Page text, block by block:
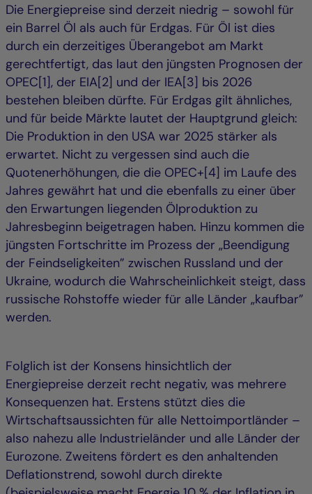
Die Energiepreise sind derzeit niedrig – sowohl für
ein Barrel Öl als auch für Erdgas. Für Öl ist dies
durch ein derzeitiges Überangebot am Markt
gerechtfertigt, das laut den jüngsten Prognosen der
OPEC[1], der EIA[2] und der IEA[3] bis 2026
bestehen bleiben dürfte. Für Erdgas gilt ähnliches,
und für beide Märkte lautet der Hauptgrund gleich:
Die Produktion in den USA war 2025 stärker als
erwartet. Nicht zu vergessen sind auch die
Quotenerhöhungen, die die OPEC+[4] im Laufe des
Jahres gewährt hat und die ebenfalls zu einer über
den Erwartungen liegenden Ölproduktion zu
Jahresbeginn beigetragen haben. Hinzu kommen die
jüngsten Fortschritte im Prozess der „Beendigung
der Feindseligkeiten” zwischen Russland und der
Ukraine, wodurch die Wahrscheinlichkeit steigt, dass
russische Rohstoffe wieder für alle Länder „kaufbar”
werden.
Folglich ist der Konsens hinsichtlich der
Energiepreise derzeit recht negativ, was mehrere
Konsequenzen hat. Erstens stützt dies die
Wirtschaftsaussichten für alle Nettoimportländer –
also nahezu alle Industrieländer und alle Länder der
Eurozone. Zweitens fördert es den anhaltenden
Deflationstrend, sowohl durch direkte